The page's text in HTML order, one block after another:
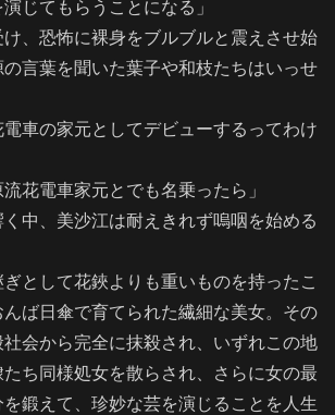
じてもらうことになる」
、恐怖に裸身をブルブルと震えさせ始
言葉を聞いた葉子や和枝たちはいっせ
電車の家元としてデビューするってわけ
流花電車家元とでも名乗ったら」
中、美沙江は耐えきれず嗚咽を始める
として花鋏よりも重いものを持ったこ
ば日傘で育てられた繊細な美女。その
会から完全に抹殺され、いずれこの地
ち同様処女を散らされ、さらに女の最
を鍛えて、珍妙な芸を演じることを人生